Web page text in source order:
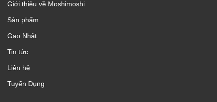
Giới thiệu về Moshimoshi
Sản phẩm
Gạo Nhật
Tin tức
Liên hệ
Tuyển Dụng